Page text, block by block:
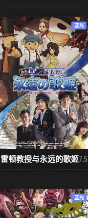
蓝光
雷顿教授与永远的歌姬7.5
蓝光